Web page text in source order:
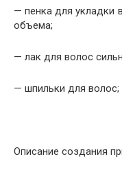
— пенка для укладки
объема;
— лак для волос
— шпильки для волос;
Описание создания